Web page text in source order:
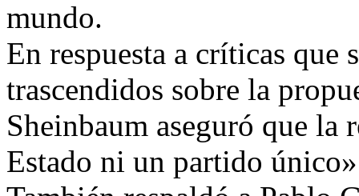
mundo.
En respuesta a críticas que
trascendidos sobre la
Sheinbaum aseguró que la
Estado ni un partido